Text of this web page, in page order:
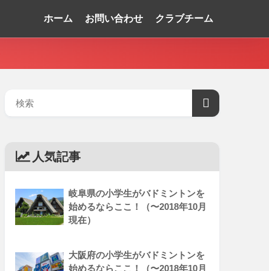
ホーム お問い合わせ クラブチーム
人気記事
岐阜県の小学生がバドミントンを
始めるならここ！（〜2018年10月
現在）
大阪府の小学生がバドミントンを
始めるならここ！（〜2018年10月